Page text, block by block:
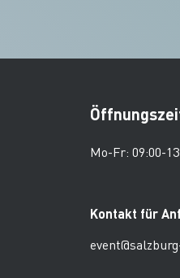
Mo-Fr: 09:00-
Kontakt für